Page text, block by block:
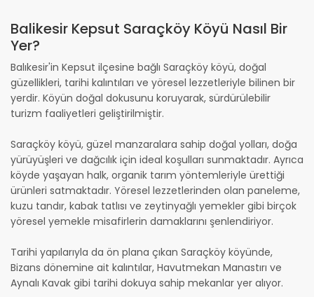
Balikesir Kepsut Saraçköy Köyü Nasıl Bir
Yer?
Balıkesir'in Kepsut ilçesine bağlı Saraçköy köyü, doğal
güzellikleri, tarihi kalıntıları ve yöresel lezzetleriyle bilinen bir
yerdir. Köyün doğal dokusunu koruyarak, sürdürülebilir
turizm faaliyetleri geliştirilmiştir.
Saraçköy köyü, güzel manzaralara sahip doğal yolları, doğa
yürüyüşleri ve dağcılık için ideal koşulları sunmaktadır. Ayrıca
köyde yaşayan halk, organik tarım yöntemleriyle ürettiği
ürünleri satmaktadır. Yöresel lezzetlerinden olan paneleme,
kuzu tandır, kabak tatlısı ve zeytinyağlı yemekler gibi birçok
yöresel yemekle misafirlerin damaklarını şenlendiriyor.
Tarihi yapılarıyla da ön plana çıkan Saraçköy köyünde,
Bizans dönemine ait kalıntılar, Havutmekan Manastırı ve
Aynalı Kavak gibi tarihi dokuya sahip mekanlar yer alıyor.